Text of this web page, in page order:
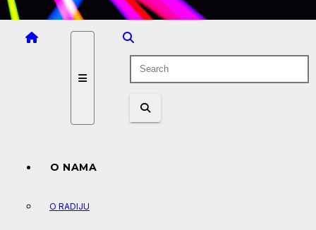
O NAMA
O RADIJU